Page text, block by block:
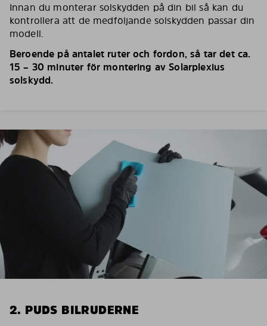
Innan du monterar solskydden på din bil så kan du
kontrollera att de medföljande solskydden passar din
modell.
Beroende på antalet ruter och fordon, så tar det ca.
15 – 30 minuter för montering av Solarplexius
solskydd.
2. PUDS BILRUDERNE